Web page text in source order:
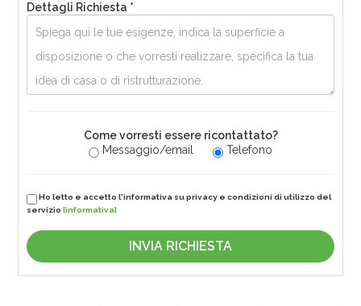
Dettagli Richiesta *
Come vorresti essere ricontattato?
Messaggio/email
Telefono
Ho letto e accetto l'informativa su privacy e condizioni di utilizzo del
servizio [informativa]